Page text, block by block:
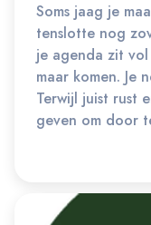
Soms jaag je
tenslotte nog
je agenda zit vol
maar komen. Je
Terwijl juist rust
geven om door